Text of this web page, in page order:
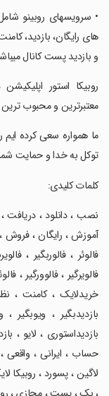
‏‏‏‏‏‏• سرویسهای روبینو
های رایگان، بازدید،
و بازدید پست کانال
‏‏‏‏‏‏روبیکا استور
معتبرترین و محبوب
‏‏‏‏‏‏ما همواره سعی کرده ایم
توکل به خدا و حمایت
‏‏‏‏‏‏کلمات کلیدی:
‏‏‏‏‏‏نصب ، دانلود ، دریافت
آموزش ، رایگان ، فروش ،
فالوئر ، فالوربگیر ،
فالویرگیر ، فالوورگیر ،
خریدلایک ، کامنت ،
بازدیدبگیر ، ویوبگیر
بازدیداستوری ، لایو ،
حساب ، ایرانی ، واقعی
لاگین ، پسورد ، روبیکا